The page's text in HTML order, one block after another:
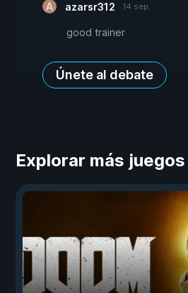
azarsr312 14 sep.
good trainer
Únete al debate
Explorar más